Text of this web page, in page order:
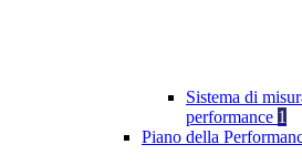
Sistema di
performance 1
Piano della